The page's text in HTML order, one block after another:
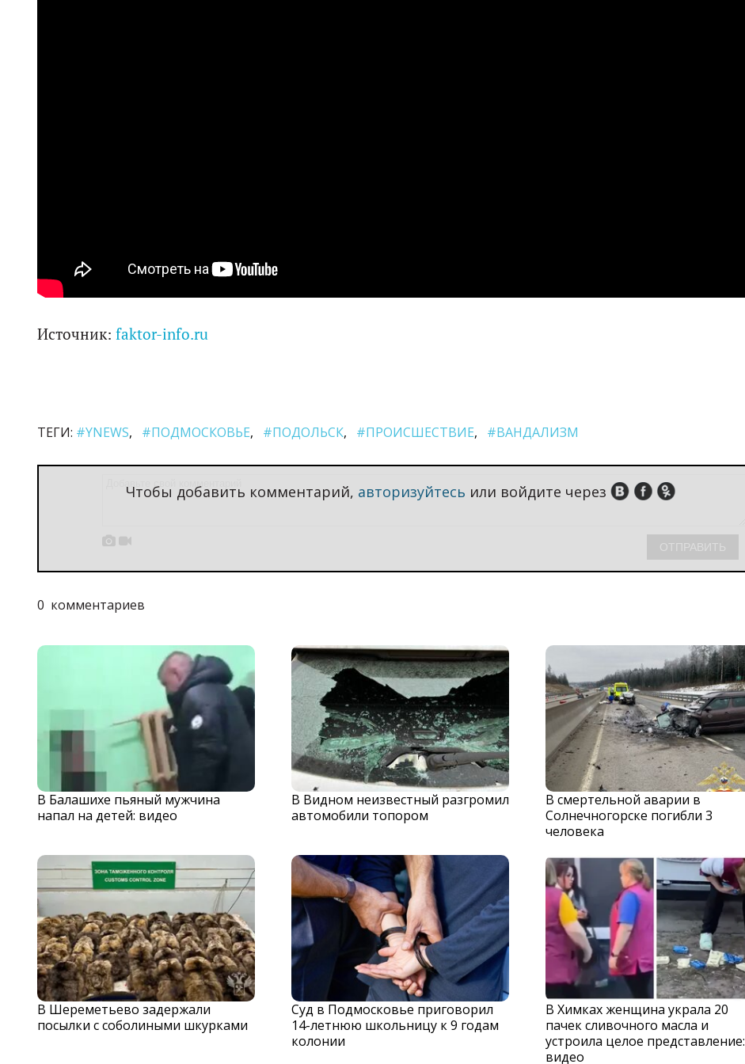
Источник: faktor-info.ru
ТЕГИ: #YNEWS #ПОДМОСКОВЬЕ #ПОДОЛЬСК #ПРОИСШЕСТВИЕ #ВАНДАЛИЗМ
Чтобы добавить комментарий, авторизуйтесь или войдите через
 
0 комментариев
В Балашихе пьяный мужчина
напал на детей: видео
В Видном неизвестный разгромил
автомобили топором
В смертельной аварии в
Солнечногорске погибли 3
человека
В Шереметьево задержали
посылки с соболиными шкурками
Суд в Подмосковье приговорил
14-летнюю школьницу к 9 годам
колонии
В Химках женщина украла 20
пачек сливочного масла и
устроила целое представление:
видео